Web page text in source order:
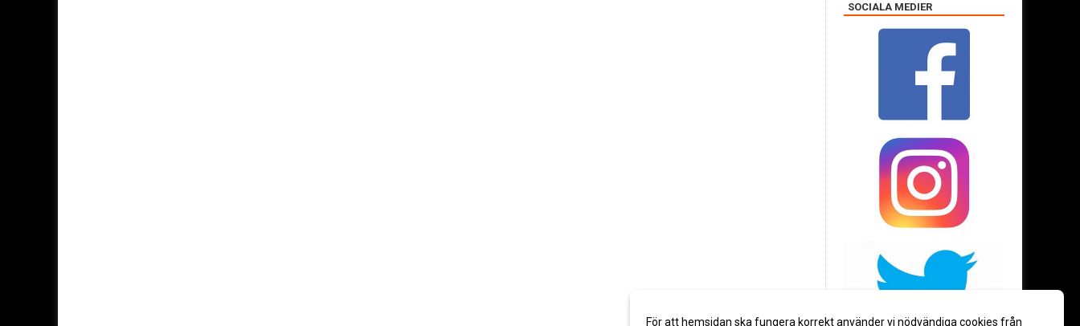
SOCIALA MEDIER
För att hemsidan ska fungera korrekt använder vi nödvändiga cookies från